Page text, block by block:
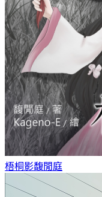
梧桐影馥閒庭